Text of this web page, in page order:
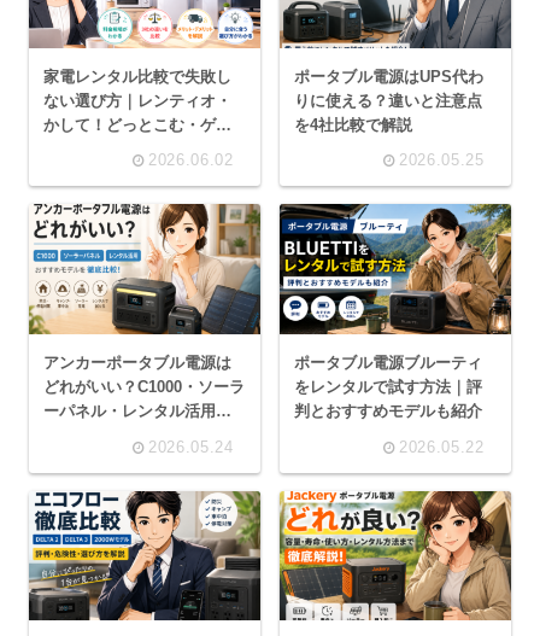
家電レンタル比較で失敗し
ない選び方｜レンティオ・
かして！どっとこむ・ゲオ
2026.06.02
ポータブル電源はUPS代わ
りに使える？違いと注意点
を4社比較で解説
2026.05.25
アンカーポータブル電源は
どれがいい？C1000・ソーラ
ーパネル・レンタル活用ま
2026.05.24
ポータブル電源ブルーティ
をレンタルで試す方法｜評
判とおすすめモデルも紹介
2026.05.22